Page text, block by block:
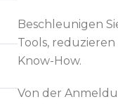
Beschleunigen
Tools,
Know-How.
Von der